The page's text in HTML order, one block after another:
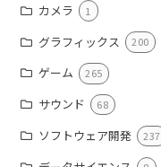
カメラ 1
グラフィックス 200
ゲーム 265
サウンド 68
ソフトウェア開発 237